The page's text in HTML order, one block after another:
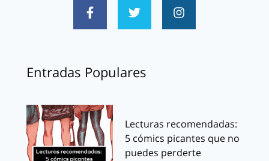
Entradas Populares
Lecturas recomendadas:
5 cómics picantes que no
puedes perderte